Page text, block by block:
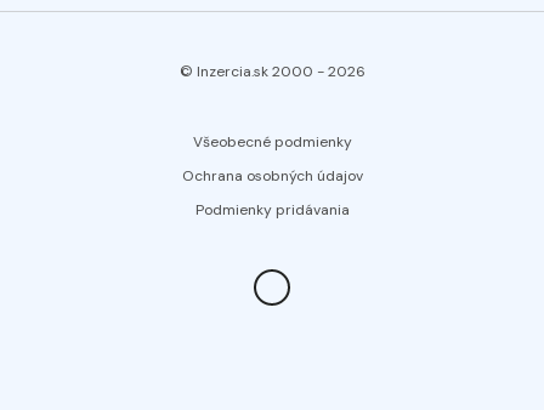
© Inzercia.sk 2000 -2026
Všeobecné podmienky
Ochrana osobných údajov
Podmienky pridávania